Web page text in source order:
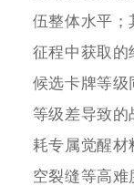
伍整体水平；
征程中获取的
候选卡牌等级
等级差导致的
耗专属觉醒材
空裂缝等高